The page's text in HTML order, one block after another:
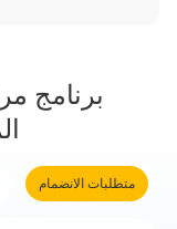
متطلبات الانضمام